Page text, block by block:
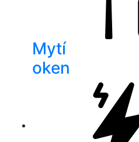
Mytí
oken